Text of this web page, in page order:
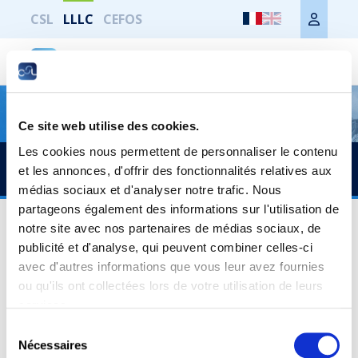
Ce site web utilise des cookies.
Les cookies nous permettent de personnaliser le contenu
et les annonces, d'offrir des fonctionnalités relatives aux
médias sociaux et d'analyser notre trafic. Nous
partageons également des informations sur l'utilisation de
notre site avec nos partenaires de médias sociaux, de
publicité et d'analyse, qui peuvent combiner celles-ci
avec d'autres informations que vous leur avez fournies
ou qu'ils ont collectées lors de votre utilisation de leurs
Nécessaires
CSL LLLC CEFOS
Accès rapide
Imprimer toute la page
SN6803 - Prévention de la démence :
comment puis-je réduire mon risque ?
Contenu
Toutefois, et c'est la bonne nouvelle, il existe de nombreux
facteurs qui permettent de réduire le risque.